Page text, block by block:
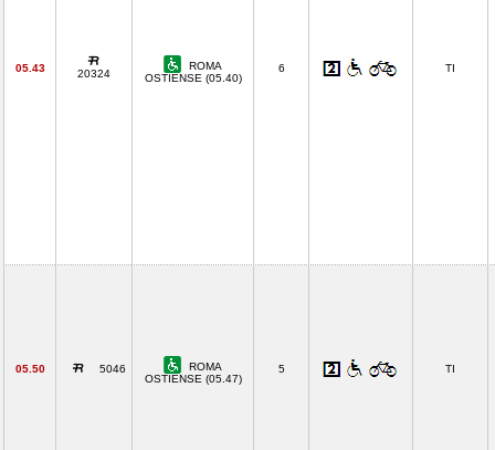
05.43 20324
ROMA
OSTIENSE (05.40)
6 TI
05.50 5046
ROMA
OSTIENSE (05.47)
5 TI